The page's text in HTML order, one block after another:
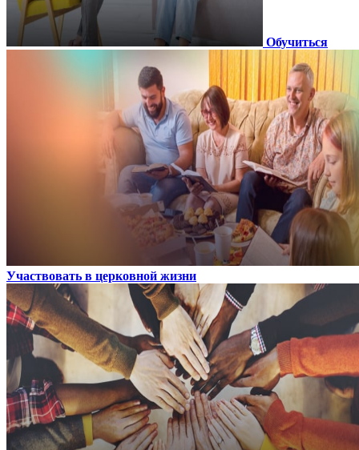
Обучиться
Участвовать в церковной жизни